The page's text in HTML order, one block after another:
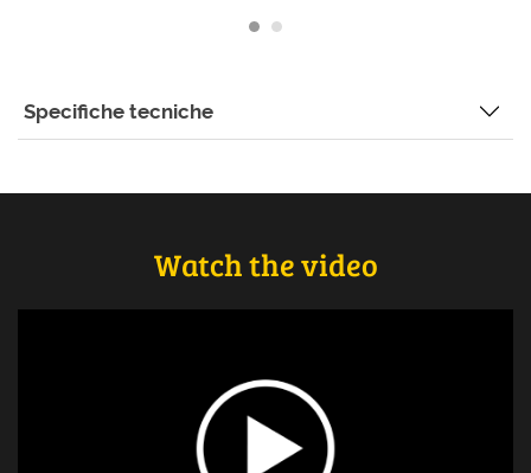
Specifiche tecniche
Watch the video